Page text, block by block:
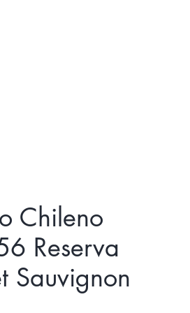
Chileno
Reserva
Sauvignon